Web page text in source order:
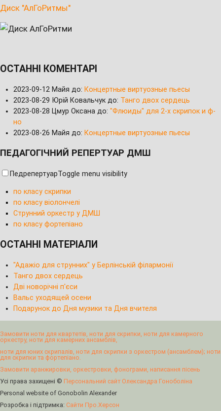
Диск "АлГоРитмы"
ОСТАННІ КОМЕНТАРІ
2023-09-12 Майя до: Концертные виртуозные пьесы
2023-08-29 Юрій Ковальчук до: Танго двох сердець
2023-08-28 Цмур Оксана до: "Флюиды" для 2-х скрипок и ф-
но
2023-08-26 Майя до: Концертные виртуозные пьесы
ПЕДАГОГІЧНИЙ РЕПЕРТУАР ДМШ
ПедрепертуарToggle menu visibility
по класу скрипки
по класу віолончелі
Струнний оркестр у ДМШ
по класу фортепіано
ОСТАННІ МАТЕРІАЛИ
"Адажіо для струнних" у Берлінській філармонії
Танго двох сердець
Дві новорічні п'єси
Вальс уходящей осени
Подарунок до Дня музики та Дня вчителя
Замовити ноти для квартетів, ноти для скрипки, ноти для камерного
оркестру, ноти для камерних ансамблів,
ноти для юних скрипалів, ноти для скрипки з оркестром (ансамблем); ноти
для скрипки та фортепіано.
Замовити аранжировки, оркестровки, фонограми, написання пісень
Усі права захищені © Персональний сайт Олександра Гоноболіна
Personal website of Gonobolin Alexander
Розробка і підтримка: Сайти Про.Херсон